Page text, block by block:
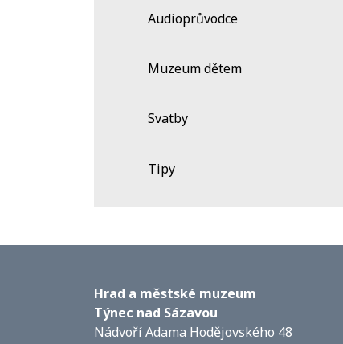
Audioprůvodce
Muzeum dětem
Svatby
Tipy
Hrad a městské muzeum
Týnec nad Sázavou
Nádvoří Adama Hodějovského 48